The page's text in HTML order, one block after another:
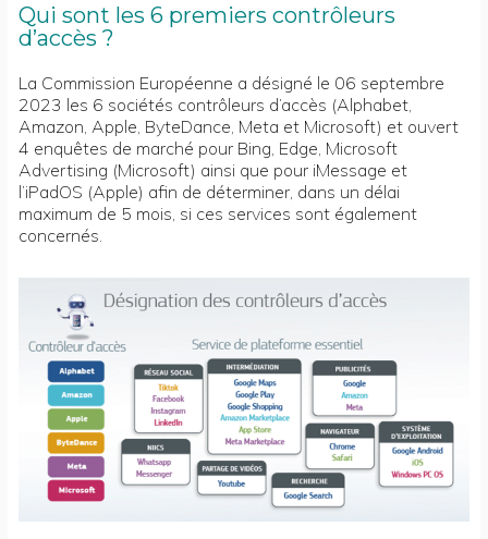
Qui sont les 6 premiers contrôleurs
d’accès ?
La Commission Européenne a désigné le 06 septembre
2023 les 6 sociétés contrôleurs d’accès (Alphabet,
Amazon, Apple, ByteDance, Meta et Microsoft) et ouvert
4 enquêtes de marché pour Bing, Edge, Microsoft
Advertising (Microsoft) ainsi que pour iMessage et
l’iPadOS (Apple) afin de déterminer, dans un délai
maximum de 5 mois, si ces services sont également
concernés.